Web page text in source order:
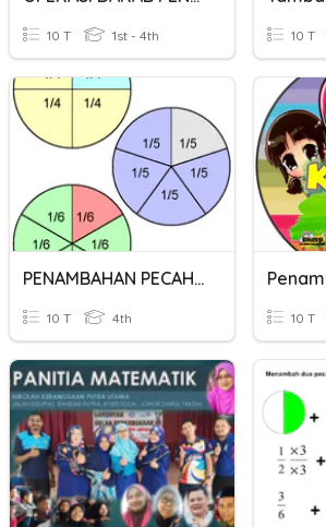
10 T 1st - 4th 10 T
PENAMBAHAN PECAHAN
10 T 4th 10 T